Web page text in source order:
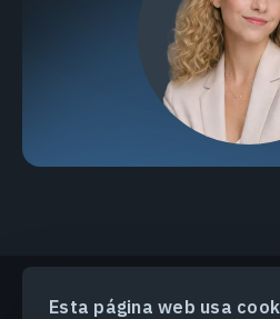
Esta página web usa